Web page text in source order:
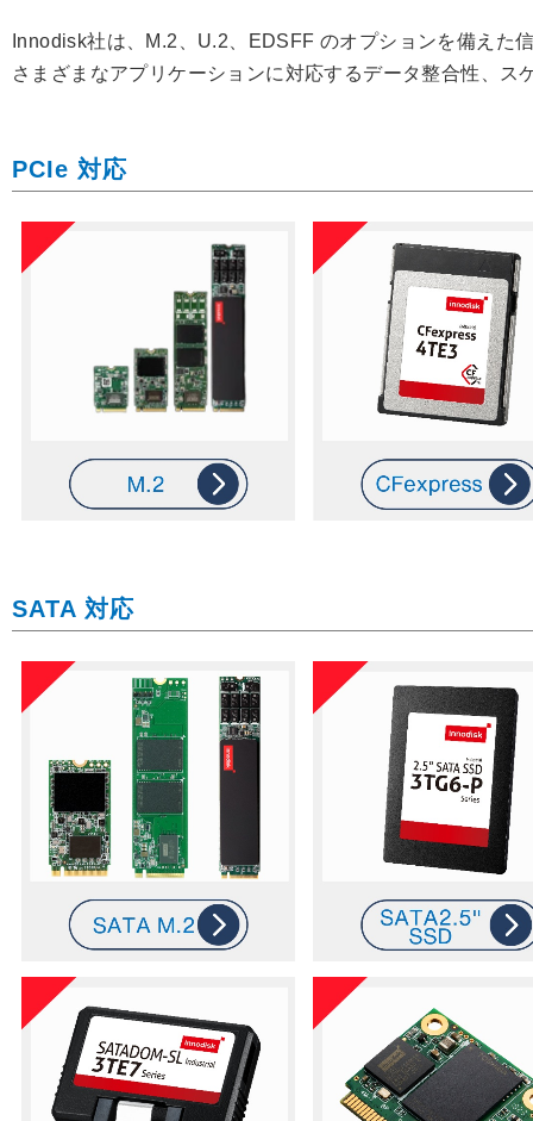
Innodisk社は、M.2、U.2、EDSFF のオプションを備えた
さまざまなアプリケーションに対応するデータ整合性、
PCIe 対応
SATA 対応